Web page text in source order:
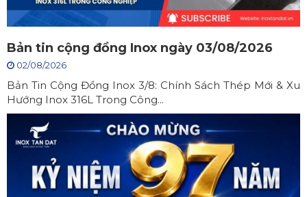
Bản tin cộng đồng Inox ngày 03/08/2026
02/08/2026
Bản Tin Cộng Đồng Inox 3/8: Chính Sách Thép Mới & Xu
Hướng Inox 316L Trong Công...